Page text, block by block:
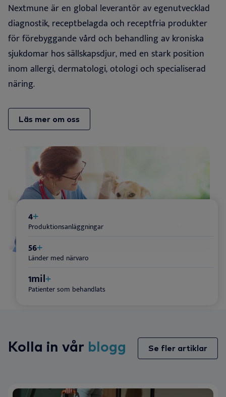
4+
Produktionsanläggningar
70+
Länder med närvaro
1mil+
Patienter som behandlats
Nextmune är en global leverantör av egenutvecklad
diagnostik, receptbelagda och receptfria produkter
för förebyggande vård och behandling av kroniska
sjukdomar hos sällskapsdjur, med en stark position
inom allergi, dermatologi, otologi och specialiserad
näring.
Läs mer om oss
Kolla in vår blogg Se fler artiklar